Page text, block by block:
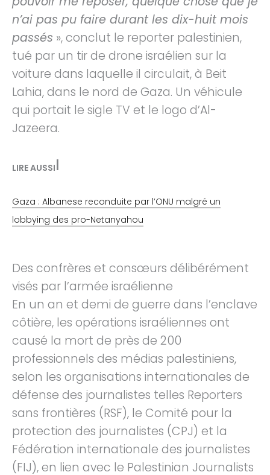
n’ai pas pu faire durant les dix-huit mois
passés », conclut le reporter palestinien,
tué par un tir de drone israélien sur la
voiture dans laquelle il circulait, à Beit
Lahia, dans le nord de Gaza. Un véhicule
qui portait le sigle TV et le logo d’Al-
Jazeera.
LIRE AUSSI|
Gaza : Albanese reconduite par l’ONU malgré un
lobbying des pro-Netanyahou
Des confrères et consœurs délibérément
visés par l’armée israélienne
En un an et demi de guerre dans l’enclave
côtière, les opérations israéliennes ont
causé la mort de près de 200
professionnels des médias palestiniens,
selon les organisations internationales de
défense des journalistes telles Reporters
sans frontières (RSF), le Comité pour la
protection des journalistes (CPJ) et la
Fédération internationale des journalistes
(FIJ), en lien avec le Palestinian Journalists